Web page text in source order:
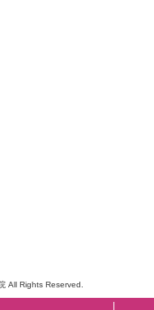
All Rights Reserved.